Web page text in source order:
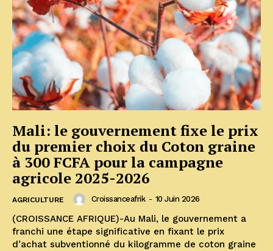
Mali: le gouvernement fixe le prix
du premier choix du Coton graine
à 300 FCFA pour la campagne
agricole 2025-2026
AGRICULTURE Croissanceafrik - 10 Juin 2026
(CROISSANCE AFRIQUE)-Au Mali, le gouvernement a
franchi une étape significative en fixant le prix
d’achat subventionné du kilogramme de coton graine